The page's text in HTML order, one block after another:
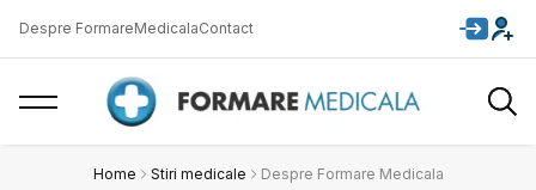
Despre FormareMedicalaContact
Home Stiri medicale Despre Formare Medicala